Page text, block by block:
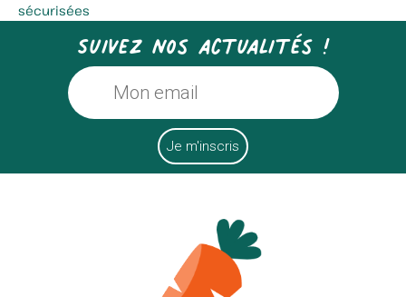
sécurisées
Suivez nos actualités !